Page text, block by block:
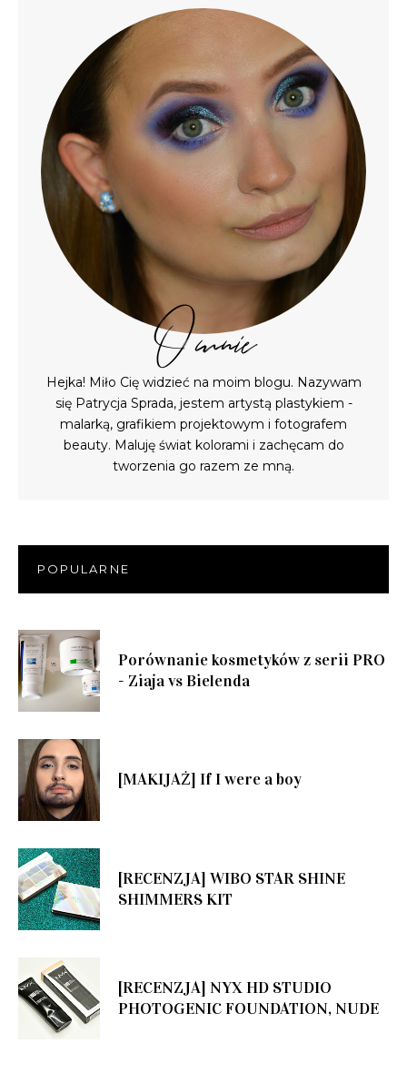
O mnie
Hejka! Miło Cię widzieć na moim blogu. Nazywam
się Patrycja Sprada, jestem artystą plastykiem -
malarką, grafikiem projektowym i fotografem
beauty. Maluję świat kolorami i zachęcam do
tworzenia go razem ze mną.
POPULARNE
Porównanie kosmetyków z serii PRO
- Ziaja vs Bielenda
[MAKIJAŻ] If I were a boy
[RECENZJA] WIBO STAR SHINE
SHIMMERS KIT
[RECENZJA] NYX HD STUDIO
PHOTOGENIC FOUNDATION, NUDE